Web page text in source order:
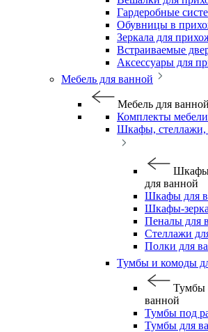
Гардеробные
Обувницы в
Зеркала для
Встраиваемые
Аксессуары для
Мебель для ванной
Мебель для ванной
Комплекты
Шкафы, стеллажи,
для ванной
Шкафы для
Шкафы-
Пеналы для
Стеллажи
Полки для
Тумбы и комоды
Тумбы
ванной
Тумбы под
Тумбы для